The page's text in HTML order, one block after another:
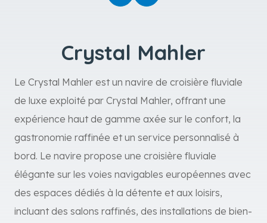
Crystal Mahler
Le Crystal Mahler est un navire de croisière fluviale
de luxe exploité par Crystal Mahler, offrant une
expérience haut de gamme axée sur le confort, la
gastronomie raffinée et un service personnalisé à
bord. Le navire propose une croisière fluviale
élégante sur les voies navigables européennes avec
des espaces dédiés à la détente et aux loisirs,
incluant des salons raffinés, des installations de bien-